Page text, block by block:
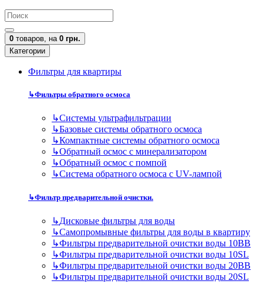
0 товаров, на 0 грн.
Категории
Фильтры для квартиры
↳Фильтры обратного осмоса
↳Cистемы ультрафильтрации
↳Базовые системы обратного осмоса
↳Компактные системы обратного осмоса
↳Обратный осмос с минерализатором
↳Обратный осмос с помпой
↳Система обратного осмоса с UV-лампой
↳Фильтр предварительной очистки.
↳Дисковые фильтры для воды
↳Самопромывные фильтры для воды в квартиру
↳Фильтры предварительной очистки воды 10BB
↳Фильтры предварительной очистки воды 10SL
↳Фильтры предварительной очистки воды 20BB
↳Фильтры предварительной очистки воды 20SL